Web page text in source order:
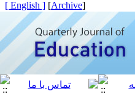
[
Archive
]
[ English ]